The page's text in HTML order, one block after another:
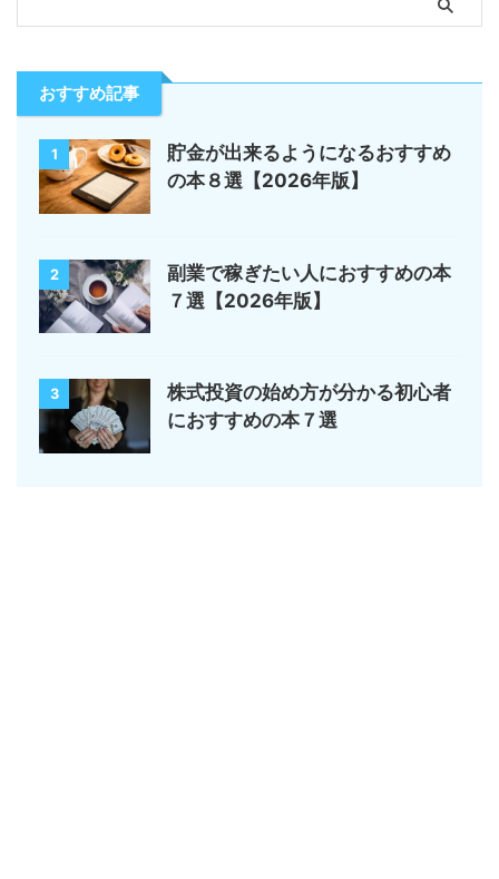
おすすめ記事
1
貯金が出来るようになるおすすめ
の本８選【2026年版】
2
副業で稼ぎたい人におすすめの本
７選【2026年版】
3
株式投資の始め方が分かる初心者
におすすめの本７選